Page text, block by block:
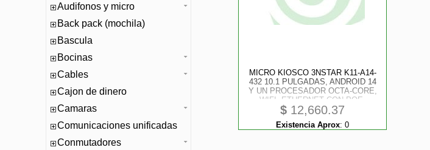
Audifonos y micro
Back pack (mochila)
Bascula
Bocinas
Cables
Cajon de dinero
Camaras
Comunicaciones unificadas
Conmutadores
MICRO KIOSCO 3NSTAR K11-A14-
432 10.1 PULGADAS, ANDROID 14
Y UN PROCESADOR OCTA-CORE,
WIFI, ETHERNET CON POE,
BLUETOOTH Y MULTIPLES
PUERTOS USB
$ 12,660.37
Existencia Aprox: 0